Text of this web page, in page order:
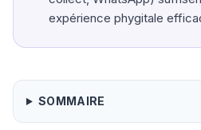
expérience phygitale
SOMMAIRE